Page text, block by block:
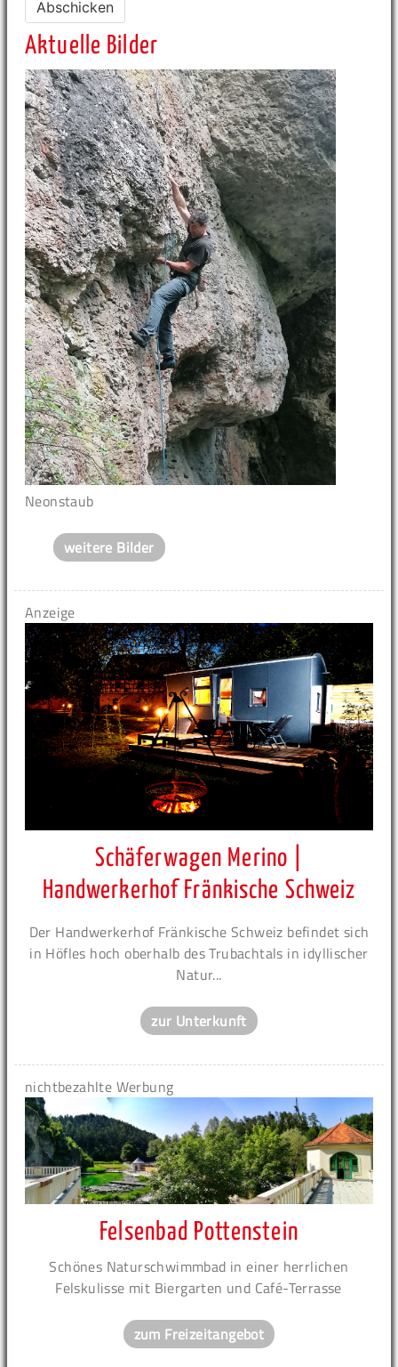
Aktuelle Bilder
Neonstaub
weitere Bilder
Anzeige
Schäferwagen Merino |
Handwerkerhof Fränkische Schweiz
Der Handwerkerhof Fränkische Schweiz befindet sich
in Höfles hoch oberhalb des Trubachtals in idyllischer
Natur...
zur Unterkunft
nichtbezahlte Werbung
Felsenbad Pottenstein
Schönes Naturschwimmbad in einer herrlichen
Felskulisse mit Biergarten und Café-Terrasse
zum Freizeitangebot